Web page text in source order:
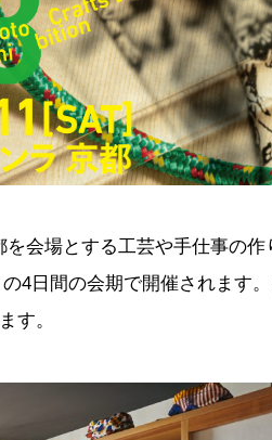
会場とする工芸や手仕事の作
4日間の会期で開催されます
す。